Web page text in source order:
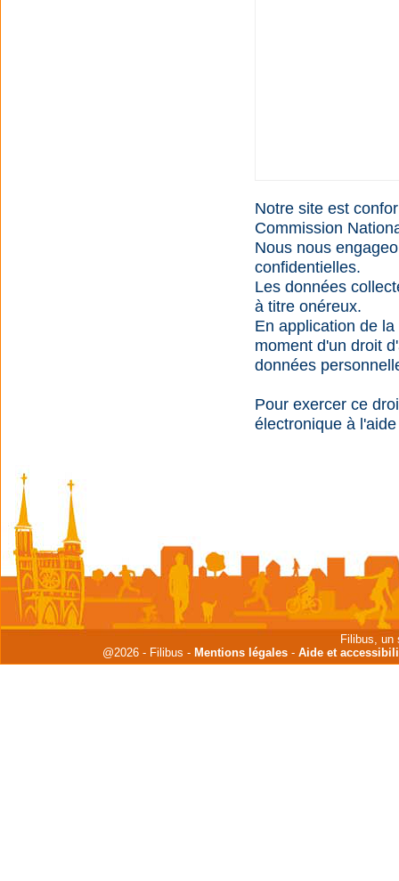
Notre site est
Commission
Nous nous
confidentielles.
Les données
à titre onéreux.
En application de
moment d'un droit
données
Pour exercer ce
électronique à
Filibus, un
@2026 - Filibus - Mentions légales - Aide et